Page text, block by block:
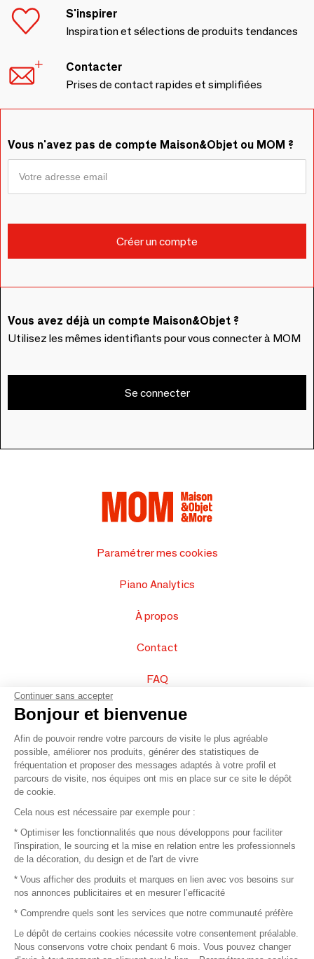
S'inspirer
Inspiration et sélections de produits tendances
Contacter
Prises de contact rapides et simplifiées
Vous n'avez pas de compte Maison&Objet ou MOM ?
Vous avez déjà un compte Maison&Objet ?
Utilisez les mêmes identifiants pour vous connecter à MOM
Se connecter
Paramétrer mes cookies
Piano Analytics
À propos
Contact
FAQ
Vendez vos produits
Plan du site
© 2016 –Organisation SAFI
Recrutement
Mentions légales
Continuer sans accepter
Bonjour et bienvenue
Afin de pouvoir rendre votre parcours de visite le plus agréable
possible, améliorer nos produits, générer des statistiques de
fréquentation et proposer des messages adaptés à votre profil et
parcours de visite, nos équipes ont mis en place sur ce site le dépôt
de cookie.
Cela nous est nécessaire par exemple pour :
* Optimiser les fonctionnalités que nous développons pour faciliter
l'inspiration, le sourcing et la mise en relation entre les professionnels
de la décoration, du design et de l'art de vivre
* Vous afficher des produits et marques en lien avec vos besoins sur
nos annonces publicitaires et en mesurer l’efficacité
* Comprendre quels sont les services que notre communauté préfère
Le dépôt de certains cookies nécessite votre consentement préalable.
Nous conservons votre choix pendant 6 mois. Vous pouvez changer